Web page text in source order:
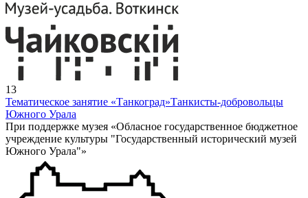
13
Тематическое занятие «Танкоград»Танкисты-добровольцы
Южного Урала
При поддержке музея «Обласное государственное бюджетное
учреждение культуры "Государственный исторический музей
Южного Урала"»